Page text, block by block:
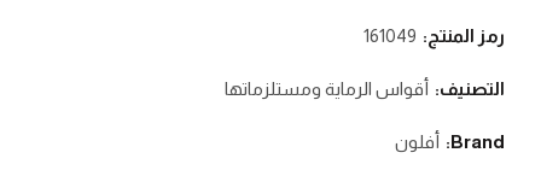
رمز المنتج: 161049
التصنيف: أقواس الرماية ومستلزماتها
Brand: أفلون